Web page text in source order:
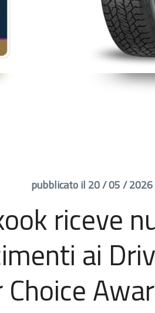
pubblicato il 20 / 05 / 2026
riceve
ai
Choice